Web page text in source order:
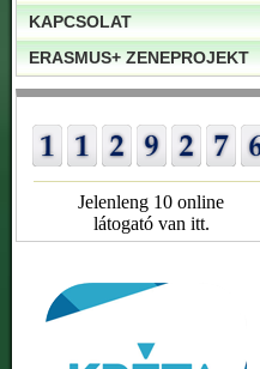
KAPCSOLAT
ERASMUS+ ZENEPROJEKT
Jelenleng 10 online
látogató van itt.